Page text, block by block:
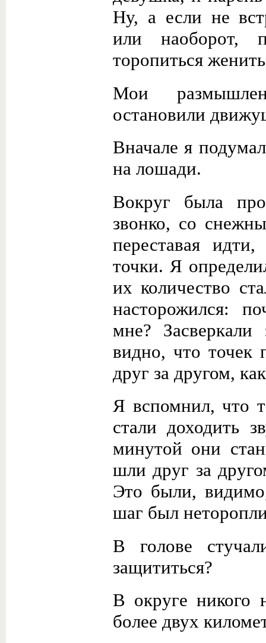
Ну, а если не
или наоборот,
торопиться
Мои
остановили
Вначале я
на лошади.
Вокруг была
звонко, со
переставая
точки. Я
их количество
насторожился:
мне? Засверкали
видно, что точек
друг за другом,
Я вспомнил, что
стали доходить
минутой они
шли друг за
Это были,
шаг был
В голове
защититься?
В округе никого
более двух